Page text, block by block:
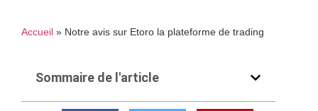
Accueil » Notre avis sur Etoro la plateforme de trading
Sommaire de l'article